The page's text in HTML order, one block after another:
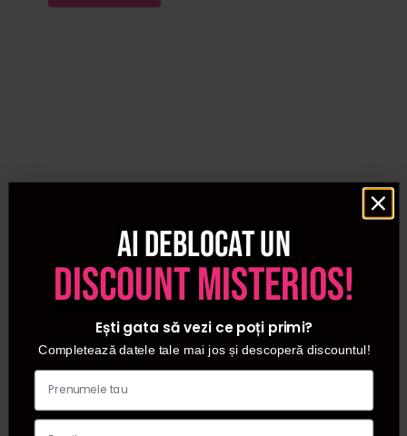
Ai deblocat un
discount misterios!
Ești gata să vezi ce poți primi?
Completează datele tale mai jos și descoperă discountul!